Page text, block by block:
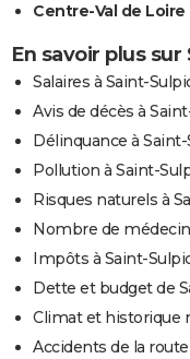
Centre-Val de Loire
En savoir plus
Salaires à Saint-
Avis de décès à
Délinquance à
Pollution à Saint-
Risques naturels à
Nombre de
Impôts à Saint-
Dette et budget de
Climat et historique
Accidents de la